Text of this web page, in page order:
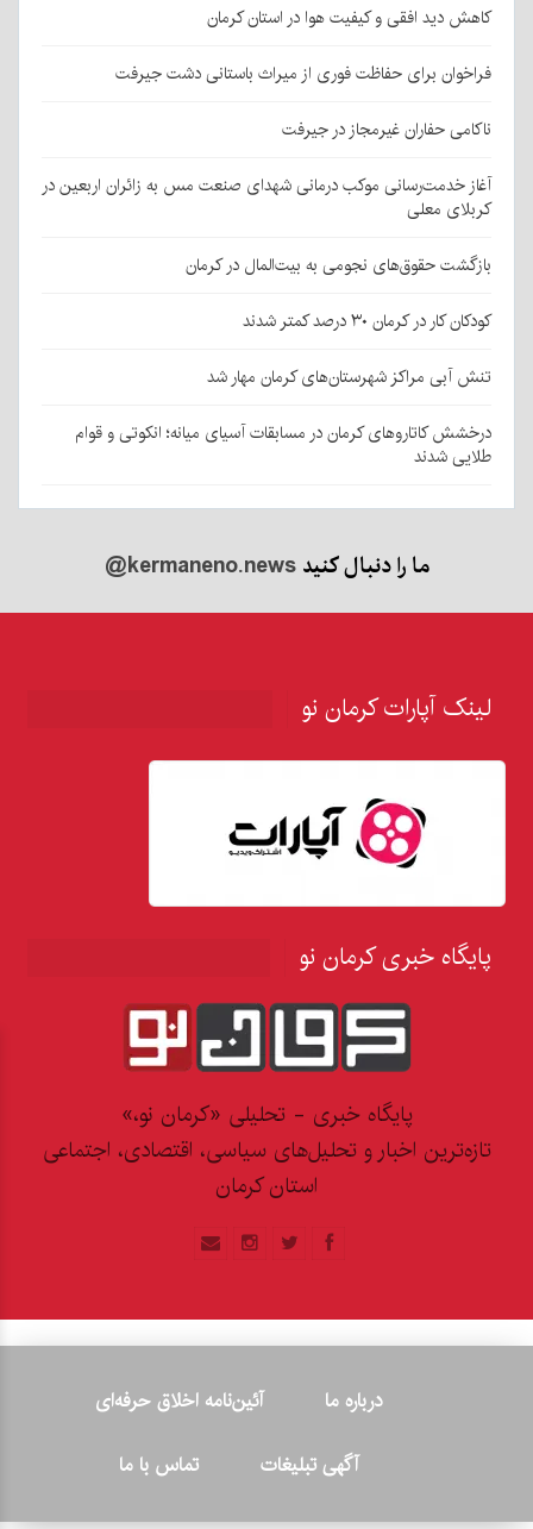
کاهش دید افقی و کیفیت هوا در استان کرمان
فراخوان برای حفاظت فوری از میراث باستانی دشت جیرفت
ناکامی حفاران غیرمجاز در جیرفت
آغاز خدمت‌رسانی موکب درمانی شهدای صنعت مس به زائران اربعین در
کربلای معلی
بازگشت حقوق‌های نجومی به بیت‌المال در کرمان
کودکان کار در کرمان ۳۰ درصد کمتر شدند
تنش آبی مراکز شهرستان‌های کرمان مهار شد
درخشش کاتاروهای کرمان در مسابقات آسیای میانه؛ انکوتی و قوام
طلایی شدند
ما را دنبال کنید@kermaneno.news
لینک آپارات کرمان نو
پایگاه خبری کرمان نو
پایگاه خبری - تحلیلی «کرمان نو،»
تازه‌ترین اخبار و تحلیل‌های سیاسی، اقتصادی، اجتماعی
استان کرمان
درباره ما
آئین‌نامه اخلاق حرفه‌ای
آگهی تبلیغات
تماس با ما